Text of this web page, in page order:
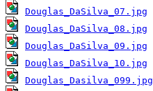
Douglas_DaSilva_07.jpg
Douglas_DaSilva_08.jpg
Douglas_DaSilva_09.jpg
Douglas_DaSilva_10.jpg
Douglas_Dasilva_099.jpg